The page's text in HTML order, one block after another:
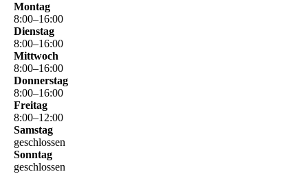
Montag
8:00–16:00
Dienstag
8:00–16:00
Mittwoch
8:00–16:00
Donnerstag
8:00–16:00
Freitag
8:00–12:00
Samstag
geschlossen
Sonntag
geschlossen